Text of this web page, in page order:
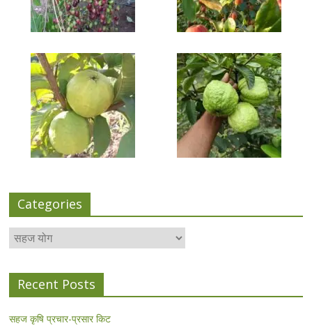
Categories
Categories
Recent Posts
सहज कृषि प्रचार-प्रसार किट